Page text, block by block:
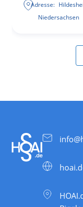
Adresse:
Niedersachsen